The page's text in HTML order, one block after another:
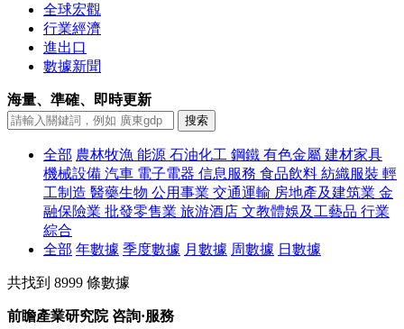
全球宏觀
行業經濟
進出口
數據新聞
海量、準確、即時更新
全部 農林牧漁 能源 石油化工 鋼鐵 有色金屬 建材家具
機械設備 汽車 電子電器 信息服務 食品飲料 紡織服裝 輕
工制造 醫藥生物 公用事業 交通運輸 房地產及建筑業 金
融保險業 批發零售業 旅游酒店 文教體娛及工藝品 行業
綜合
全部 年數據 季度數據 月數據 周數據 日數據
共找到 8999 條數據
前瞻產業研究院 咨詢·服務